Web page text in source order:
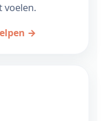
voelen.
→